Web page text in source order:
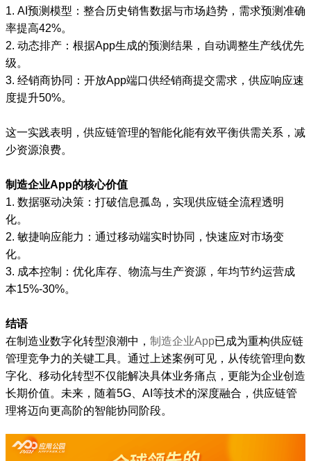
1. AI预测模型：整合历史销售数据与市场趋势，需求预测准确
率提高42%。
2. 动态排产：根据App生成的预测结果，自动调整生产线优先
级。
3. 经销商协同：开放App端口供经销商提交需求，供应响应速
度提升50%。
这一实践表明，供应链管理的智能化能有效平衡供需关系，减
少资源浪费。
制造企业App的核心价值
1. 数据驱动决策：打破信息孤岛，实现供应链全流程透明
化。
2. 敏捷响应能力：通过移动端实时协同，快速应对市场变
化。
3. 成本控制：优化库存、物流与生产资源，年均节约运营成
本15%-30%。
结语
在制造业数字化转型浪潮中， 制造企业App已成为重构供应链
管理竞争力的关键工具。通过上述案例可见，从传统管理向数
字化、移动化转型不仅能解决具体业务痛点，更能为企业创造
长期价值。未来，随着5G、AI等技术的深度融合，供应链管
理将迈向更高阶的智能协同阶段。